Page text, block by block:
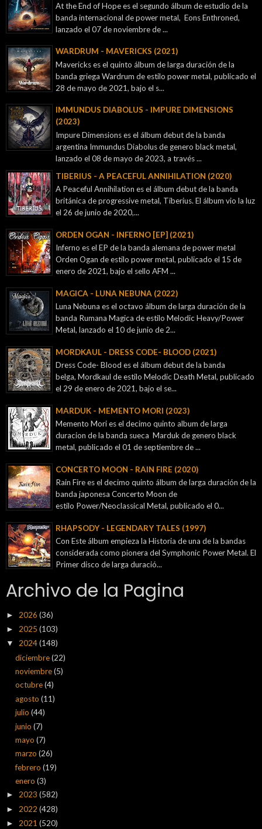
At the End of Hope es el segundo álbum de estudio de la
banda internacional de power metal, Eons Enthroned,
lanzado el 07 de noviembre de ...
WARDRUM - MAVERICKS (2021)
Mavericks es el quinto álbum de larga duración de la
banda griega Wardrum de estilo power metal, publicado el
28 de mayo de 2021, bajo el s...
IMMUNDUS DIABOLUS - IMPURE DIMENSIONS
(2023)
Impure Dimensions es el álbum debut de la banda
argentina Immundus Diabolus de genero black metal,
lanzado el 08 de mayo de 2023, a través ...
TIBERIUS - A PEACEFUL ANNIHILATION (2020)
A Peaceful Annihilation es el álbum debut de la banda
británica de progressive metal, Tiberius. El álbum vio la luz
el 26 de junio de 2020,...
ORDEN OGAN - INFERNO [EP] (2021)
Inferno es el EP de la banda alemana de power metal
Orden Ogan de estilo power metal, publicado el 15 de
enero de 2021, bajo el sello AFM ...
MAGICA - LUNA NEBUNA (2022)
Luna Nebuna es el octavo álbum de larga duración de la
banda Rumana Magica de estilo Melodic Heavy/Power
Metal, lanzado el 10 de junio de 2...
MORDKAUL - DRESS CODE- BLOOD (2021)
Dress Code- Blood es el álbum debut de la banda
belga, Mordkaul de estilo Melodic Death Metal, publicado
el 29 de enero de 2021, bajo el se...
MARDUK - MEMENTO MORI (2023)
Memento Mori es el decimo quinto album de larga
duracion de la banda sueca Marduk de genero black
metal, publicado el 01 de septiembre de ...
CONCERTO MOON - RAIN FIRE (2020)
Rain Fire es el decimo quinto álbum de larga duración de la
banda japonesa Concerto Moon de
estilo Power/Neoclassical Metal, publicado el 0...
RHAPSODY - LEGENDARY TALES (1997)
Con Este álbum empieza la Historia de una de la bandas
considerada como pionera del Symphonic Power Metal. El
Primer disco de larga duració...
Archivo de la Pagina
► 2026 (36)
► 2025 (103)
▼ 2024(148)
diciembre(22)
noviembre(5)
octubre(4)
agosto(11)
julio(44)
junio(7)
mayo(7)
marzo(26)
febrero(19)
enero(3)
► 2023 (582)
► 2022 (428)
► 2021 (520)